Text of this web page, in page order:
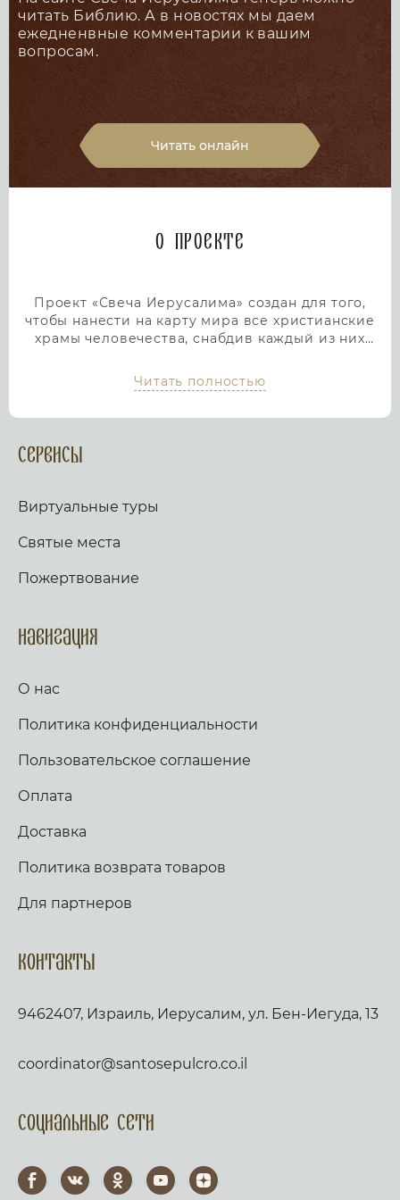
читать Библию. А в новостях мы даем
ежедненвные комментарии к вашим
вопросам.
Читать онлайн
О проекте
Проект «Свеча Иерусалима» создан для того,
чтобы нанести на карту мира все христианские
храмы человечества, снабдив каждый из них
мы дадим людям возможность посетить любой
храм или дольмен не выходя из дома, просто
помощь в возжжения свечей за здравие и
упокой в христианских храмах Иерусалима и
вопросом. Письма помещаются в Стену Плача,
Благодатным огнем.
товаров, освященных на камне Миропомазания.
Читать полностью
Сервисы
Виртуальные туры
Святые места
Пожертвование
Навигация
О нас
Политика конфиденциальности
Пользовательское соглашение
Оплата
Доставка
Политика возврата товаров
Для партнеров
Контакты
9462407, Израиль, Иерусалим, ул. Бен-Иегуда, 13
coordinator@santosepulcro.co.il
Социальные сети